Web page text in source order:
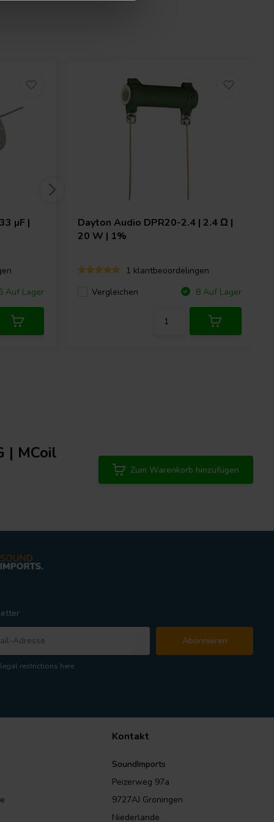
µF |
Auf Lager
Dayton Audio DPR20-2.4 | 2.4 Ω |
20 W | 1%
1 klantbeoordelingen
Vergleichen
8 Auf Lager
| MCoil
Zum Warenkorb hinzufügen
Abonnieren
restrictions here
Kontakt
SoundImports
Peizerweg 97a
9727AJ Groningen
Niederlande